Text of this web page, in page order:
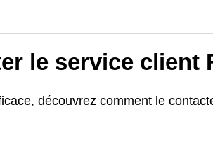
le service client
découvrez comment le